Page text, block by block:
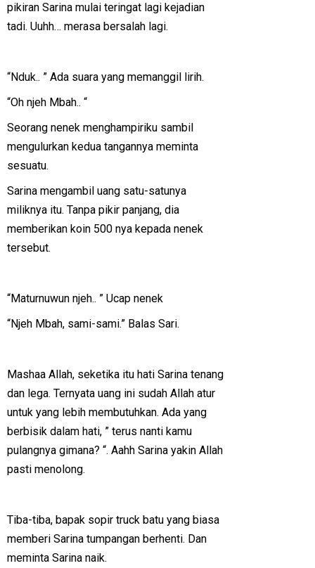
pikiran Sarina mulai teringat lagi kejadian
tadi. Uuhh… merasa bersalah lagi.
“Nduk.. ” Ada suara yang memanggil lirih.
“Oh njeh Mbah.. “
Seorang nenek menghampiriku sambil
mengulurkan kedua tangannya meminta
sesuatu.
Sarina mengambil uang satu-satunya
miliknya itu. Tanpa pikir panjang, dia
memberikan koin 500 nya kepada nenek
tersebut.
“Maturnuwun njeh.. ” Ucap nenek
“Njeh Mbah, sami-sami.” Balas Sari.
Mashaa Allah, seketika itu hati Sarina tenang
dan lega. Ternyata uang ini sudah Allah atur
untuk yang lebih membutuhkan. Ada yang
berbisik dalam hati, ” terus nanti kamu
pulangnya gimana? “. Aahh Sarina yakin Allah
pasti menolong.
Tiba-tiba, bapak sopir truck batu yang biasa
memberi Sarina tumpangan berhenti. Dan
meminta Sarina naik.